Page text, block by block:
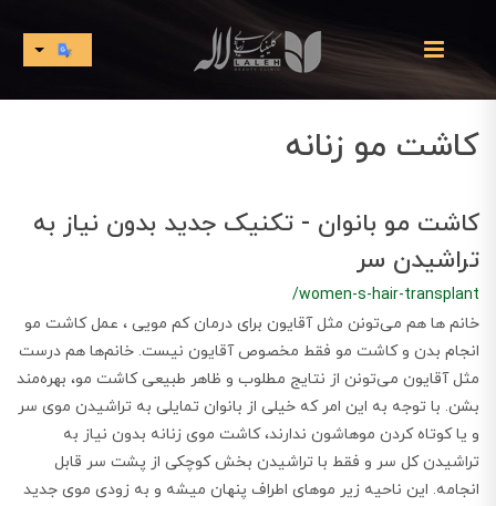
کاشت مو زنانه
کاشت مو بانوان - تکنیک جدید بدون نیاز به
تراشیدن سر
/women-s-hair-transplant
خانم ها هم می‌تونن مثل آقایون برای درمان کم مویی ، عمل کاشت مو
انجام بدن و کاشت مو فقط مخصوص آقایون نیست. خانم‌ها هم درست
مثل آقایون می‌تونن از نتایج مطلوب و ظاهر طبیعی کاشت مو، بهره‌مند
بشن. با توجه به این امر که خیلی از بانوان تمایلی به تراشیدن موی سر
و یا کوتاه کردن مو‌هاشون ندارند، کاشت موی زنانه بدون نیاز به
تراشیدن کل سر و فقط با تراشیدن بخش کوچکی از پشت سر قابل
انجامه. این ناحیه زیر موهای اطراف پنهان میشه و به زودی موی جدید